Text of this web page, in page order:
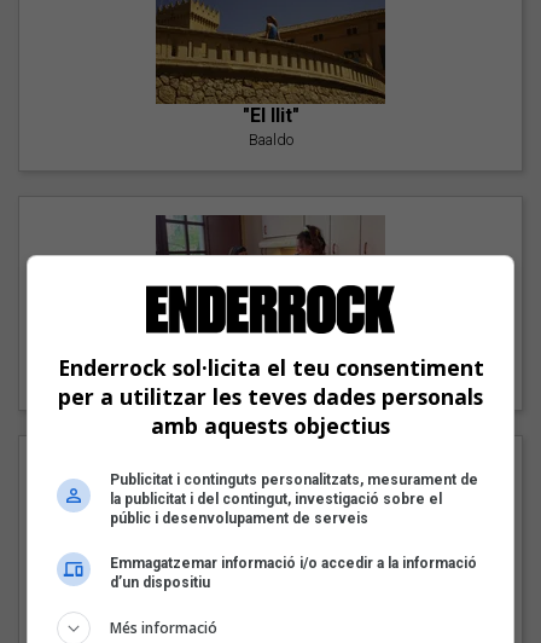
"El llit"
Baaldo
"Lo bueno y lo malo"
Carmen y María
Pep Álvarez amb Joan Muntaner (Xanguito)
Enderrock sol·licita el teu consentiment
per a utilitzar les teves dades personals
amb aquests objectius
Publicitat i continguts personalitzats, mesurament de
la publicitat i del contingut, investigació sobre el
públic i desenvolupament de serveis
Emmagatzemar informació i/o accedir a la informació
d’un dispositiu
Més informació